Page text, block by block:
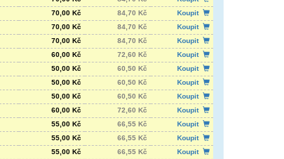
70,00 Kč 84,70 Kč
Koupit
70,00 Kč 84,70 Kč
Koupit
70,00 Kč 84,70 Kč
Koupit
60,00 Kč 72,60 Kč
Koupit
50,00 Kč 60,50 Kč
Koupit
50,00 Kč 60,50 Kč
Koupit
50,00 Kč 60,50 Kč
Koupit
60,00 Kč 72,60 Kč
Koupit
55,00 Kč 66,55 Kč
Koupit
55,00 Kč 66,55 Kč
Koupit
55,00 Kč 66,55 Kč
Koupit